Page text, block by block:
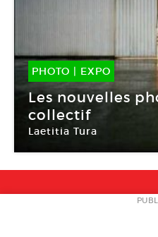
PHOTO | EXPO
28 Mai -31
Les nouvelles
collectif
Laetitia Tura